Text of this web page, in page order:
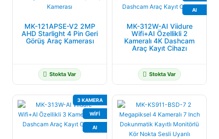
MK-121APSE-V2 2MP
AHD Starlight 4 Pin Geri
Görüş Araç Kamerası
Stokta Var
AI
MK-312W-AI Viidure
Wifi+AI Özellikli 2
Kameralı 4K Dashcam
Araç Kayıt Cihazı
Stokta Var
3 KAMERA
WIFI
AI